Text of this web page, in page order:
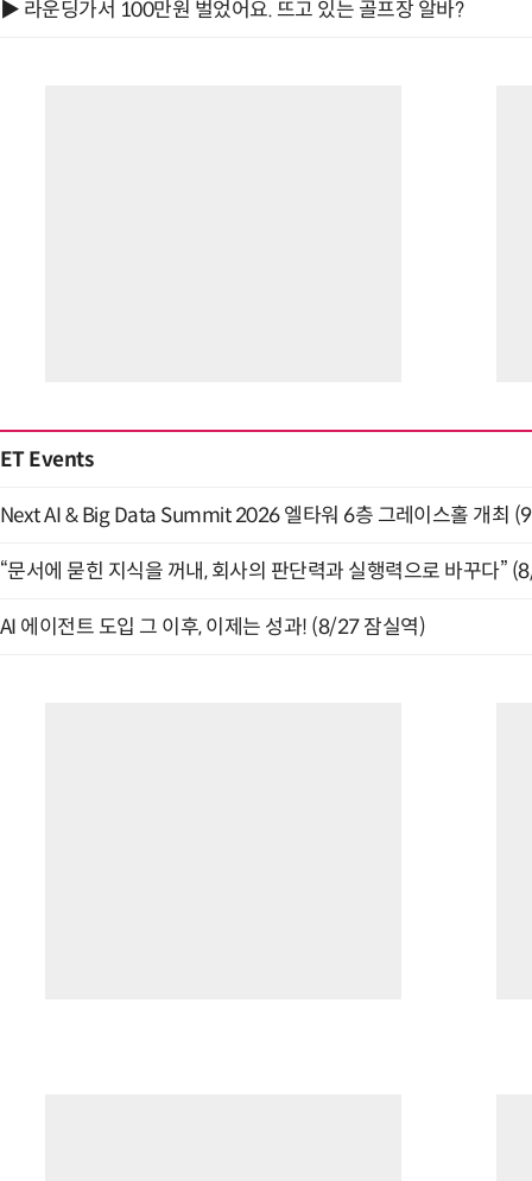
▶ 라운딩가서 100만원 벌었어요. 뜨고 있는 골프장 알바?
ET Events
Next AI & Big Data Summit 2026 엘타워 6층 그레이스홀 개최
“문서에 묻힌 지식을 꺼내, 회사의 판단력과 실행력으로 바꾸다”
AI 에이전트 도입 그 이후, 이제는 성과! (8/27 잠실역)